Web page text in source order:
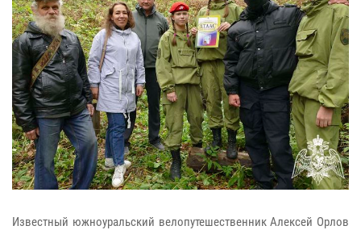
Известный южноуральский велопутешественник Алексей Орлов